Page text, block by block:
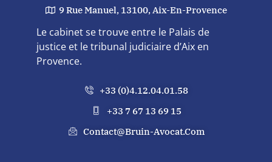
9 Rue Manuel, 13100, Aix-En-Provence
Le cabinet se trouve entre le Palais de
justice et le tribunal judiciaire d’Aix en
Provence.
+33 (0)4.12.04.01.58
+33 7 67 13 69 15
Contact@bruin-Avocat.com